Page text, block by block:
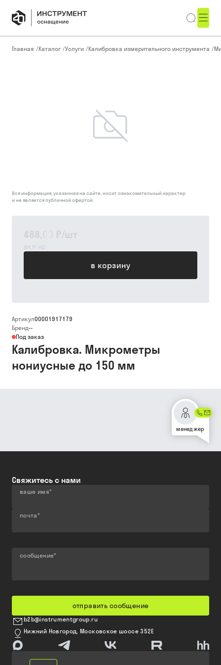
Главная /Каталог /Услуги /Калибровка измерительного инструмента /
488,00 ₽/шт
вкл ндс
в корзину
Вся информация, указанная на сайте, носит ознакомительный характер
и не является публичной офертой.
Артикул00001917179
Бренд--
Под заказ
Калибровка. Микрометры
нониусные до 150 мм
менеджер
Свяжитесь с нами
ваше имя*
почта*
сообщение*
отправить сообщение
b2b@instrumentgroup.ru
Нижний Новгород, Московское шоссе 352Е